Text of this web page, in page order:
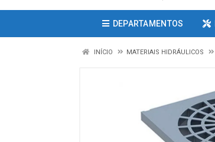
DEPARTAMENTOS
INÍCIO MATERIAIS HIDRÁULICOS